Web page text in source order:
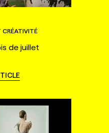
CRÉATIVITÉ
de juillet